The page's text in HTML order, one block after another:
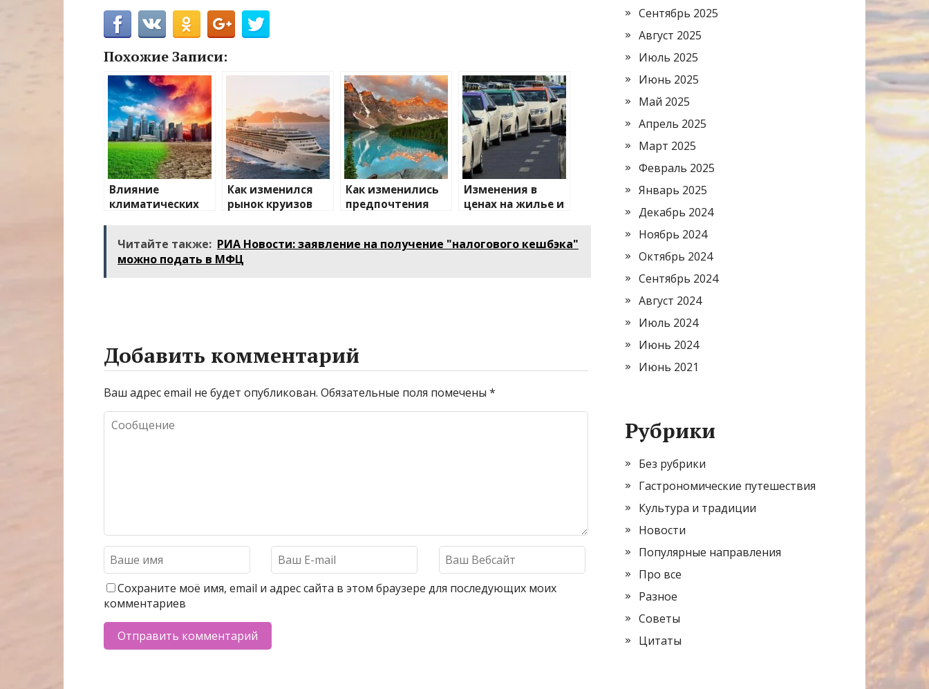
Похожие Записи:
Влияние
климатических
направления
Как изменился
рынок круизов
Как изменились
предпочтения
Изменения в
ценах на жилье и
Читайте также: РИА Новости: заявление на получение "налогового кешбэка"
можно подать в МФЦ
Добавить комментарий
Ваш адрес email не будет опубликован. Обязательные поля помечены *
Сохраните моё имя, email и адрес сайта в этом браузере для последующих моих
комментариев
Сентябрь 2025
Август 2025
Июль 2025
Июнь 2025
Май 2025
Апрель 2025
Март 2025
Февраль 2025
Январь 2025
Декабрь 2024
Ноябрь 2024
Октябрь 2024
Сентябрь 2024
Август 2024
Июль 2024
Июнь 2024
Июнь 2021
Рубрики
Без рубрики
Гастрономические путешествия
Культура и традиции
Новости
Популярные направления
Про все
Разное
Советы
Цитаты